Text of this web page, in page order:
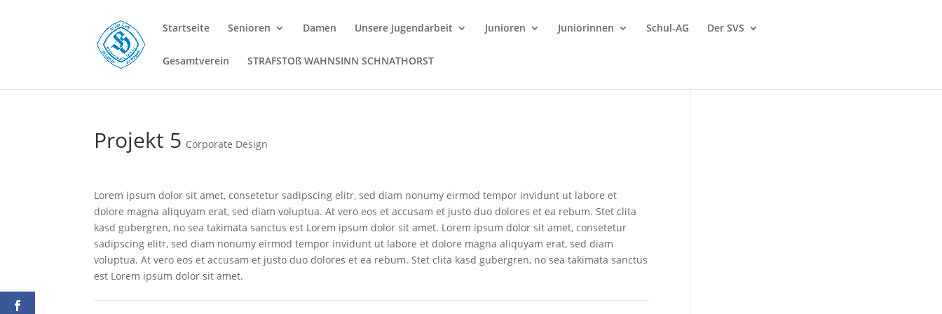
Startseite Senioren Damen Unsere Jugendarbeit Junioren Juniorinnen Schul-AG Der SVS
Gesamtverein STRAFSTOß WAHNSINN SCHNATHORST
Projekt 5 Corporate Design
Lorem ipsum dolor sit amet, consetetur sadipscing elitr, sed diam nonumy eirmod tempor invidunt ut labore et
dolore magna aliquyam erat, sed diam voluptua. At vero eos et accusam et justo duo dolores et ea rebum. Stet clita
kasd gubergren, no sea takimata sanctus est Lorem ipsum dolor sit amet. Lorem ipsum dolor sit amet, consetetur
sadipscing elitr, sed diam nonumy eirmod tempor invidunt ut labore et dolore magna aliquyam erat, sed diam
voluptua. At vero eos et accusam et justo duo dolores et ea rebum. Stet clita kasd gubergren, no sea takimata sanctus
est Lorem ipsum dolor sit amet.